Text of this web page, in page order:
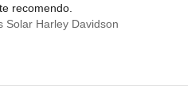
recomendo.
Solar Harley Davidson